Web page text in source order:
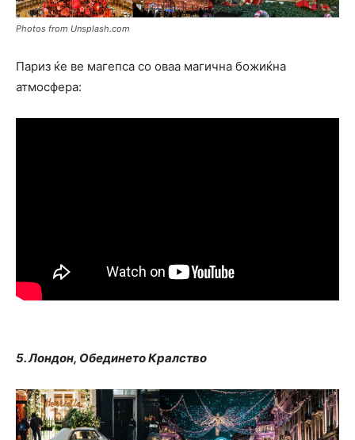
Photos from Unsplash.com
Париз ќе ве магепса со оваа магична божиќна
атмосфера:
5. Лондон, Обединето Кралство